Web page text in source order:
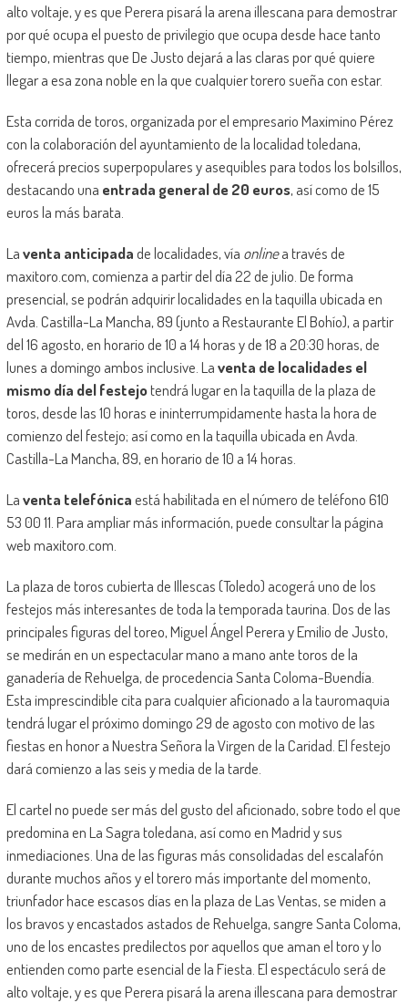
alto voltaje, y es que Perera pisará la arena illescana para demostrar
por qué ocupa el puesto de privilegio que ocupa desde hace tanto
tiempo, mientras que De Justo dejará a las claras por qué quiere
llegar a esa zona noble en la que cualquier torero sueña con estar.
Esta corrida de toros, organizada por el empresario Maximino Pérez
con la colaboración del ayuntamiento de la localidad toledana,
ofrecerá precios superpopulares y asequibles para todos los bolsillos,
destacando una entrada general de 20 euros, así como de 15
euros la más barata.
Laventa anticipadade localidades, vía onlinea través de
maxitoro.com, comienza a partir del día 22 de julio. De forma
presencial, se podrán adquirir localidades en la taquilla ubicada en
Avda. Castilla-La Mancha, 89 (junto a Restaurante El Bohío), a partir
del 16 agosto, en horario de 10 a 14 horas y de 18 a 20:30 horas, de
lunes a domingo ambos inclusive. Laventa de localidades el
mismo día del festejotendrá lugar en la taquilla de la plaza de
toros, desde las 10 horas e ininterrumpidamente hasta la hora de
comienzo del festejo; así como en la taquilla ubicada en Avda.
Castilla-La Mancha, 89, en horario de 10 a 14 horas.
Laventa telefónicaestá habilitada en el número de teléfono 610
53 00 11. Para ampliar más información, puede consultar la página
web maxitoro.com.
La plaza de toros cubierta de Illescas (Toledo) acogerá uno de los
festejos más interesantes de toda la temporada taurina. Dos de las
principales figuras del toreo, Miguel Ángel Perera y Emilio de Justo,
se medirán en un espectacular mano a mano ante toros de la
ganadería de Rehuelga, de procedencia Santa Coloma-Buendía.
Esta imprescindible cita para cualquier aficionado a la tauromaquia
tendrá lugar el próximo domingo 29 de agosto con motivo de las
fiestas en honor a Nuestra Señora la Virgen de la Caridad. El festejo
dará comienzo a las seis y media de la tarde.
El cartel no puede ser más del gusto del aficionado, sobre todo el que
predomina en La Sagra toledana, así como en Madrid y sus
inmediaciones. Una de las figuras más consolidadas del escalafón
durante muchos años y el torero más importante del momento,
triunfador hace escasos días en la plaza de Las Ventas, se miden a
los bravos y encastados astados de Rehuelga, sangre Santa Coloma,
uno de los encastes predilectos por aquellos que aman el toro y lo
entienden como parte esencial de la Fiesta. El espectáculo será de
alto voltaje, y es que Perera pisará la arena illescana para demostrar